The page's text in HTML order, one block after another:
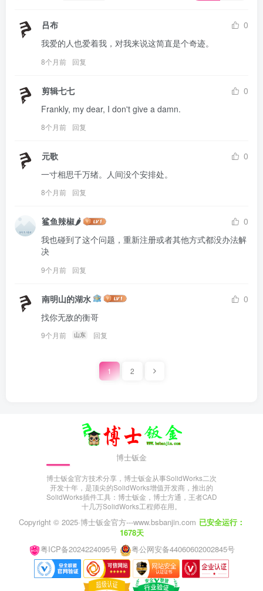
吕布
0
我爱的人也爱着我，对我来说这简直是个奇迹。
8个月前 回复
剪辑七七
0
Frankly, my dear, I don't give a damn.
8个月前 回复
元歌
0
一寸相思千万绪。人间没个安排处。
8个月前 回复
鲨鱼辣椒🌶
0
我也碰到了这个问题，重新注册或者其他方式都没办法解
决
9个月前 回复
南明山的湖水
0
找你无敌的衡哥
9个月前 山东 回复
1 2
博士钣金
博士钣金官方技术分享，博士钣金从事SolidWorks二次
开发十年，是顶尖的SolidWorks增值开发商，推出的
SolidWorks插件工具：博士钣金，博士方通，王者CAD
十几万SolidWorks工程师在用。
Copyright © 2025·博士钣金官方---www.bsbanjin.com 已安全运行：
1678天
粤ICP备2024224095号
粤公网安备44060602002845号